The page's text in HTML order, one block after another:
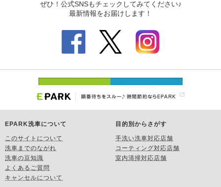
EPARK洗車について
このサイトについて
洗車までのながれ
洗車の豆知識
よくあるご質問
キャンセルについて
目的別からさがす
手洗い洗車対応店舗
コーティング対応店舗
室内清掃対応店舗